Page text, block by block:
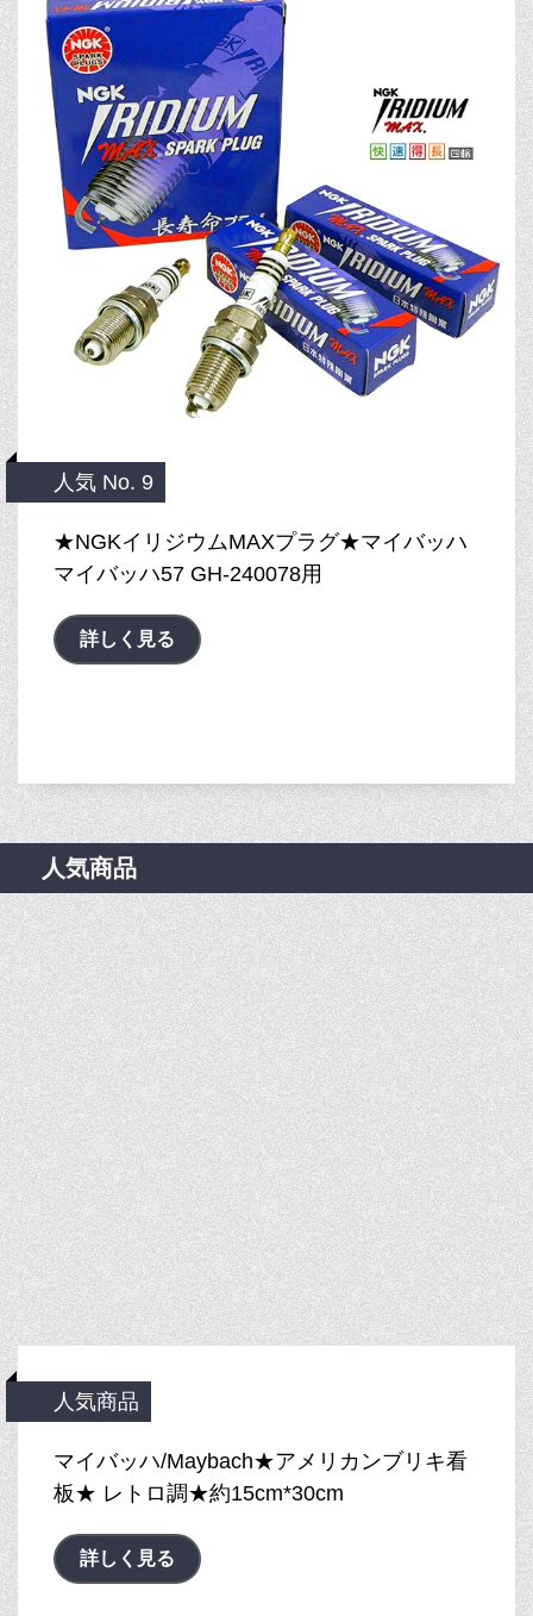
人気 No. 9
★NGKイリジウムMAXプラグ★マイバッハ
マイバッハ57 GH-240078用
詳しく見る
人気商品
人気商品
マイバッハ/Maybach★アメリカンブリキ看
板★ レトロ調★約15cm*30cm
詳しく見る